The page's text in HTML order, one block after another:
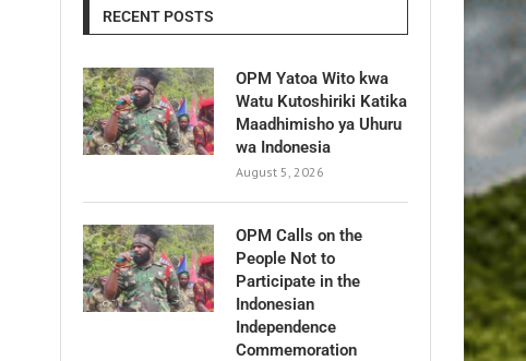
RECENT POSTS
OPM Yatoa Wito kwa
Watu Kutoshiriki Katika
Maadhimisho ya Uhuru
wa Indonesia
August 5, 2026
OPM Calls on the
People Not to
Participate in the
Indonesian
Independence
Commemoration